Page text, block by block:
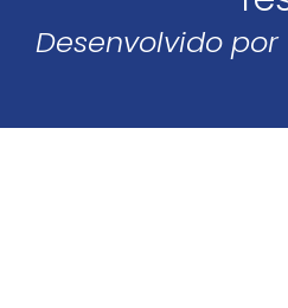
Desenvolvido por